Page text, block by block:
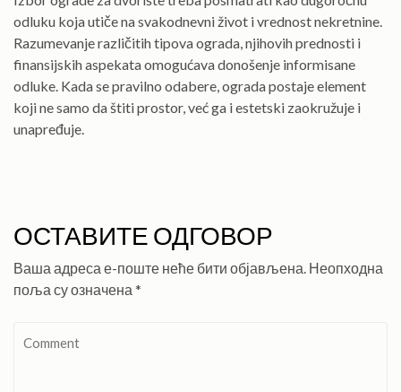
odluku koja utiče na svakodnevni život i vrednost nekretnine.
Razumevanje različitih tipova ograda, njihovih prednosti i
finansijskih aspekata omogućava donošenje informisane
odluke. Kada se pravilno odabere, ograda postaje element
koji ne samo da štiti prostor, već ga i estetski zaokružuje i
unapređuje.
ОСТАВИТЕ ОДГОВОР
Ваша адреса е-поште неће бити објављена. Неопходна
поља су означена *